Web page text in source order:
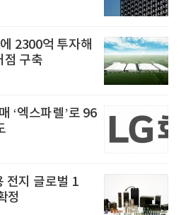
2300억 투자해
점 구축
‘엑스파렐’로 96
전지 글로벌 1
정